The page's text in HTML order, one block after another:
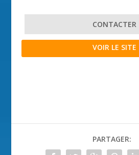
CONTACTER
VOIR LE SITE
PARTAGER: